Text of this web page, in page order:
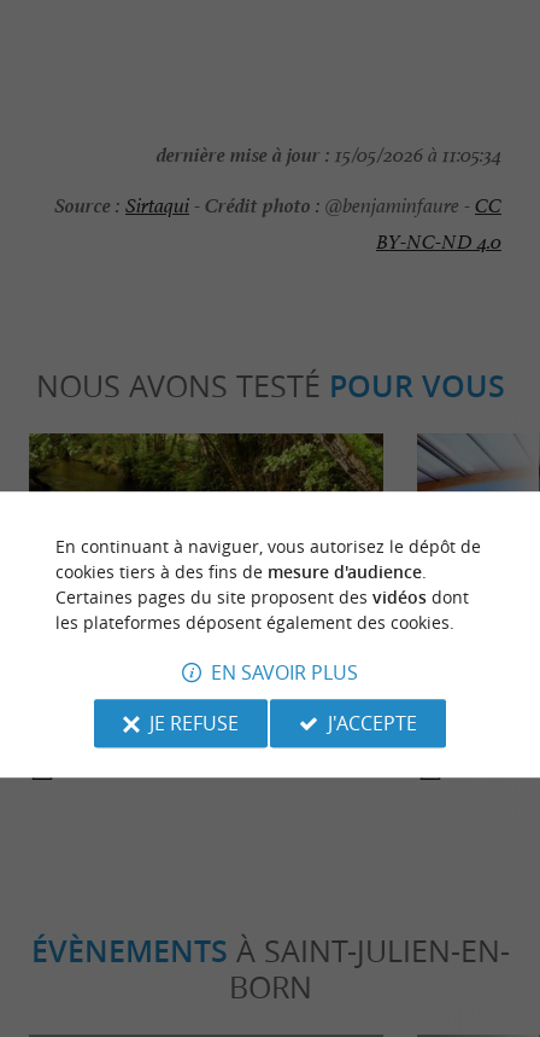
dernière mise à jour : 15/05/2026 à 11:05:34
Source : Sirtaqui-Crédit photo : @benjaminfaure -CC
BY-NC-ND 4.0
NOUS AVONS TESTÉ POUR VOUS
Descente insolite du Courant de Contis
Sportive
Camping
Détente
ÉVÈNEMENTS À SAINT-JULIEN-EN-
BORN
En continuant à naviguer, vous autorisez le dépôt de
cookies tiers à des fins de mesure d'audience.
Certaines pages du site proposent des vidéosdont
les plateformes déposent également des cookies.
EN SAVOIR PLUS
JE REFUSE
J'ACCEPTE